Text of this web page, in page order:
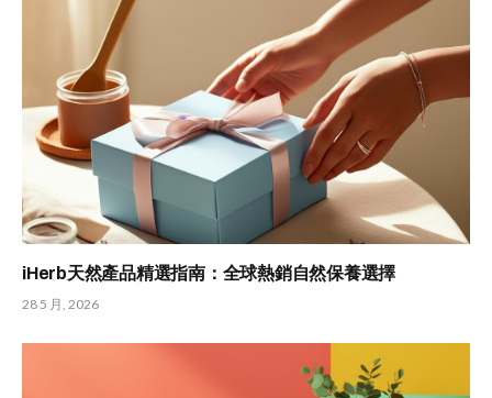
iHerb天然產品精選指南：全球熱銷自然保養選擇
28 5 月, 2026